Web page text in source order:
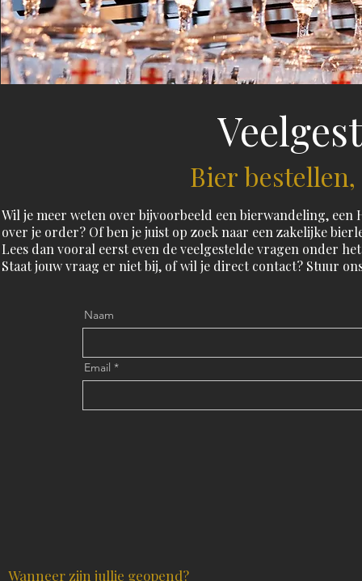
Bier
Wil je meer weten over bijvoorbeeld een bierwandeling,
over je order? Of ben je juist op zoek naar een zakelijke
Lees dan vooral eerst even de veelgestelde vragen onder
Staat jouw vraag er niet bij, of wil je direct contact? Stuur
Naam
Email
Wanneer zijn jullie geopend?